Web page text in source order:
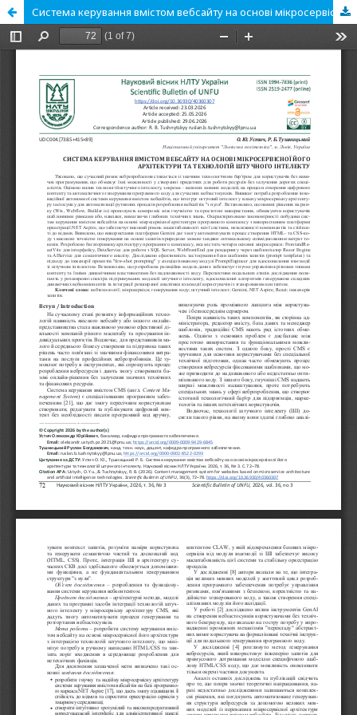
Система керування вмістом вебсайту на основі мікросервісної його архітектури та технологій штучного інтелекту